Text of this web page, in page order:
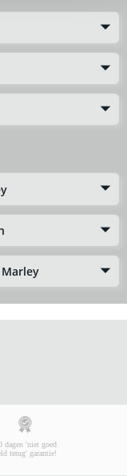
dagen 'niet goed
terug' garantie!